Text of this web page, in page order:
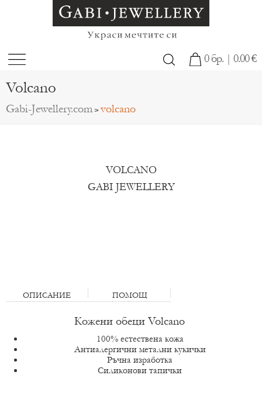
0 бр. | 0.00 €
Volcano
Gabi-Jewellery.com > volcano
VOLCANO
GABI JEWELLERY
ОПИСАНИЕ ПОМОЩ
Кожени обеци Volcano
100% естествена кожа
Антиалергични метални кукички
Ръчна изработка
Силиконови тапички